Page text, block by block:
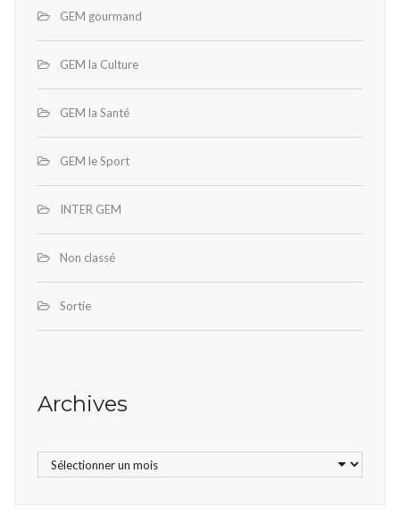
GEM gourmand
GEM la Culture
GEM la Santé
GEM le Sport
INTER GEM
Non classé
Sortie
Archives